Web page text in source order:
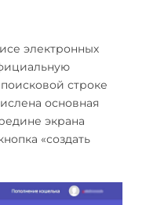
электронных
строке
основная
экрана
«создать